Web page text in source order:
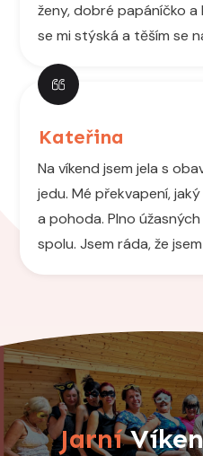
ženy, dobré papáníčko
se mi stýská a těším se
Kateřina
Na víkend jsem jela s
jedu. Mé překvapení,
a pohoda. Plno
spolu. Jsem ráda, že
Jarní